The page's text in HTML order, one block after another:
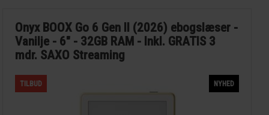
Onyx BOOX Go 6 Gen II (2026) ebogslæser -
Vanilje - 6" - 32GB RAM - Inkl. GRATIS 3
mdr. SAXO Streaming
TILBUD NYHED